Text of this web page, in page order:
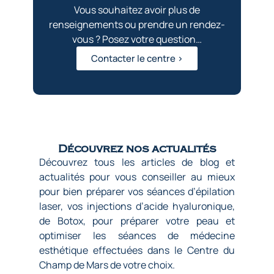
Vous souhaitez avoir plus de
renseignements ou prendre un rendez-
vous ? Posez votre question…
Contacter le centre >
Découvrez nos actualités
Découvrez tous les articles de blog et
actualités pour vous conseiller au mieux
pour bien préparer vos séances d’épilation
laser, vos injections d’acide hyaluronique,
de Botox, pour préparer votre peau et
optimiser les séances de médecine
esthétique effectuées dans le Centre du
Champ de Mars de votre choix.